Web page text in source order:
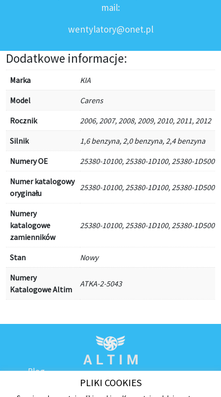
mail:
wentylatory@onet.pl
Dodatkowe informacje:
Marka KIA
Model Carens
Rocznik 2006, 2007, 2008, 2009, 2010, 2011, 2012
Silnik 1,6 benzyna, 2,0 benzyna, 2,4 benzyna
Numery OE 25380-10100, 25380-1D100, 25380-1D500
Numer katalogowy
oryginału
25380-10100, 25380-1D100, 25380-1D500
Numery
katalogowe
zamienników
25380-10100, 25380-1D100, 25380-1D500
Stan Nowy
Numery
Katalogowe Altim
ATKA-2-5043
Blog
PLIKI COOKIES